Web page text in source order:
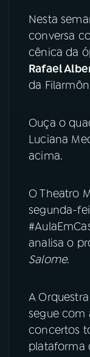
ACOMPANHE A
YouTube
Instagram
Nesta
conversa
cênica da
Rafael
da
Ouça o
Luciana
acima.
O Theatro
segunda-
analisa o
Salome.
A
segue com
concertos
plataforma